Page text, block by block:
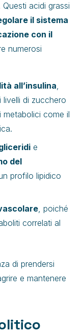
acidi grassi
il sistema
con il
numerosi
all’insulina,
livelli di zucchero
metabolici come il
e
del
profilo lipidico
, poiché
correlati al
di prendersi
e mantenere